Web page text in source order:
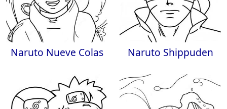
Naruto Nueve Colas Naruto Shippuden